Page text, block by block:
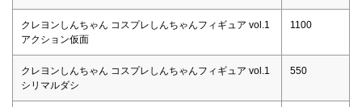
クレヨンしんちゃん コスプレしんちゃんフィギュア vol.1
アクション仮面
1100
クレヨンしんちゃん コスプレしんちゃんフィギュア vol.1
シリマルダシ
550